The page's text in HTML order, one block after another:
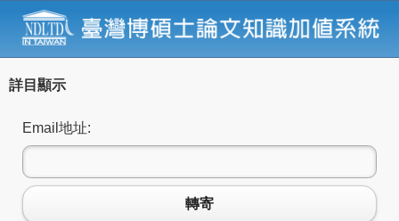
詳目顯示
Email地址:
轉寄